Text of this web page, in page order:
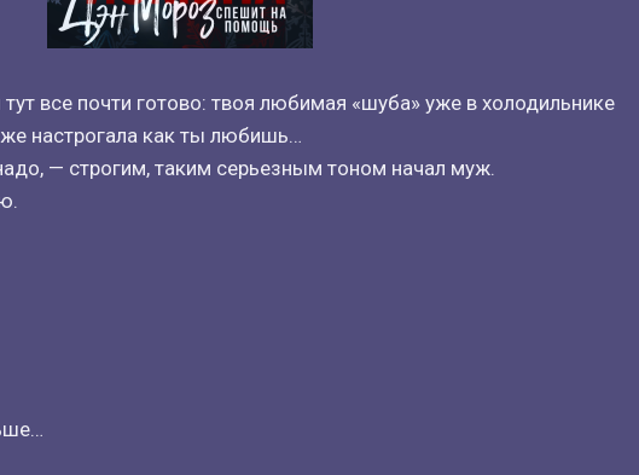
все почти готово: твоя любимая «шуба» уже в холодильнике
настрогала как ты любишь…
— строгим, таким серьезным тоном начал муж.